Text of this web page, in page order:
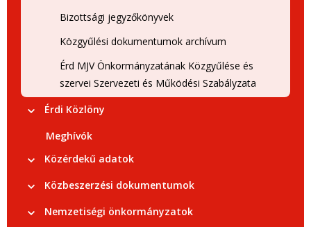
Bizottsági jegyzőkönyvek
Közgyűlési dokumentumok archívum
Érd MJV Önkormányzatának Közgyűlése és
szervei Szervezeti és Működési Szabályzata
Érdi Közlöny
Meghívók
Közérdekű adatok
Közbeszerzési dokumentumok
Nemzetiségi önkormányzatok